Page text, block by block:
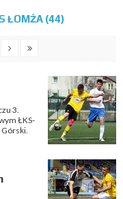
ŁOMŻA (44)
3.
ŁKS-